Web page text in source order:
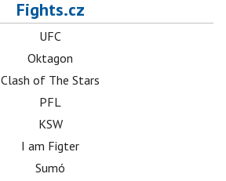
Fights.cz
UFC
Oktagon
Clash of The Stars
PFL
KSW
I am Figter
Sumó